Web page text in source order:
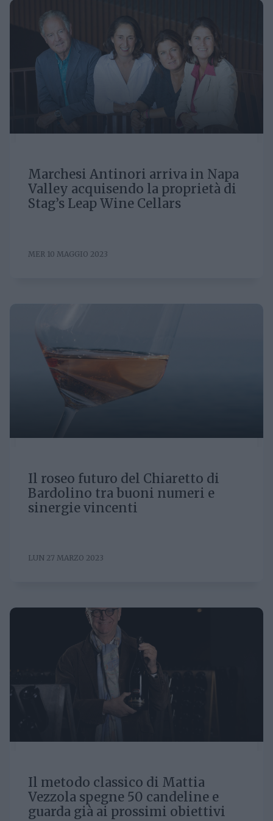
Marchesi Antinori arriva in Napa
Valley acquisendo la proprietà di
Stag’s Leap Wine Cellars
MER 10 MAGGIO 2023
Il roseo futuro del Chiaretto di
Bardolino tra buoni numeri e
sinergie vincenti
LUN 27 MARZO 2023
Il metodo classico di Mattia
Vezzola spegne 50 candeline e
guarda già ai prossimi obiettivi